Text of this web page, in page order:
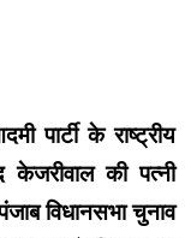
के राष्ट्रीय
की पत्नी
विधानसभा चुनाव